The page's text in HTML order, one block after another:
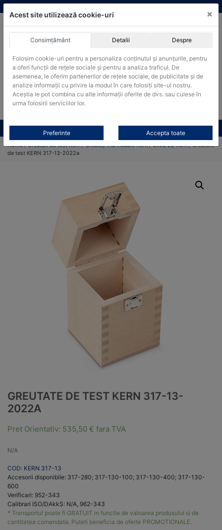
Skip
to
Produsele pot fi achizitionate si in sistemul SEAP / SICAP
Products
search
CAUTARE
Toate produsele CONTACT
Home/Greutati de test Kern/Greutăți individuale Kern/OIML E2 Kern/ Greutate
de test KERN 317-13-2022a
GREUTATE DE TEST KERN 317-13-
2022A
Pret Orientativ: 535,50 € fara TVA
N/A
COD: KERN 317-13
Accesorii disponibile: 317-280; 317-130-100; 317-130-400; 317-130-
600
Verificari: 952-343
Calibrari ISO/DAkkS: N/A, 962-343
* Transportul poate fi GRATUIT in functie de valoarea produsului si de
cantitatea comandata. Puteti beneficia de oferte PROMOTIONALE.
Acest site utilizează cookie-uri ×
Consimțământ Detalii Despre
Folosim cookie-uri pentru a personaliza conținutul și anunțurile, pentru
a oferi funcții de rețele sociale și pentru a analiza traficul. De
asemenea, le oferim partenerilor de rețele sociale, de publicitate și de
analize informații cu privire la modul în care folosiți site-ul nostru.
Aceștia le pot combina cu alte informații oferite de dvs. sau culese în
urma folosirii serviciilor lor.
Preferinte Accepta toate